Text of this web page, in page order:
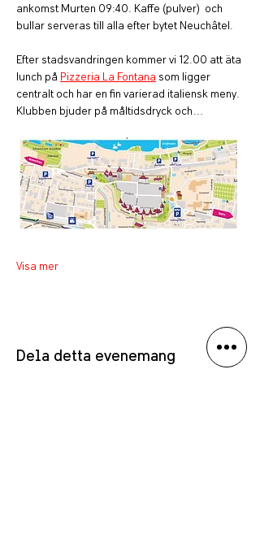
ankomst Murten 09:40. Kaffe (pulver)  och
bullar serveras till alla efter bytet Neuchâtel.
Efter stadsvandringen kommer vi 12.00 att äta
lunch på Pizzeria La Fontana som ligger
centralt och har en fin varierad italiensk meny.
Klubben bjuder på måltidsdryck och…
Visa mer
Dela detta evenemang